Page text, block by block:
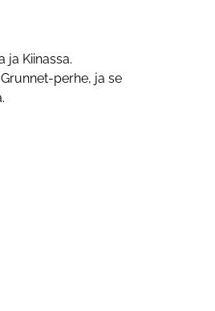
ja Kiinassa.
perhe, ja se